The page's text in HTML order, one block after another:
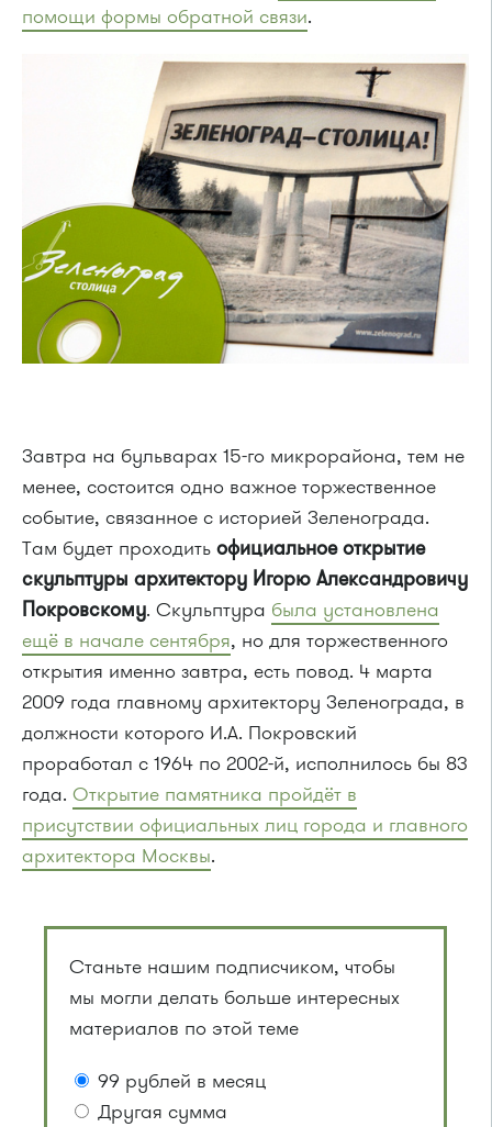
помощи формы обратной связи.
Завтра на бульварах 15-го микрорайона, тем не
менее, состоится одно важное торжественное
событие, связанное с историей Зеленограда.
Там будет проходить официальное открытие
скульптуры архитектору Игорю Александровичу
Покровскому. Скульптура была установлена
ещё в начале сентября, но для торжественного
открытия именно завтра, есть повод. 4 марта
2009 года главному архитектору Зеленограда, в
должности которого И.А. Покровский
проработал с 1964 по 2002-й, исполнилось бы 83
года. Открытие памятника пройдёт в
присутствии официальных лиц города и главного
архитектора Москвы.
Станьте нашим подписчиком, чтобы
мы могли делать больше интересных
материалов по этой теме
99 рублей в месяц
Другая сумма